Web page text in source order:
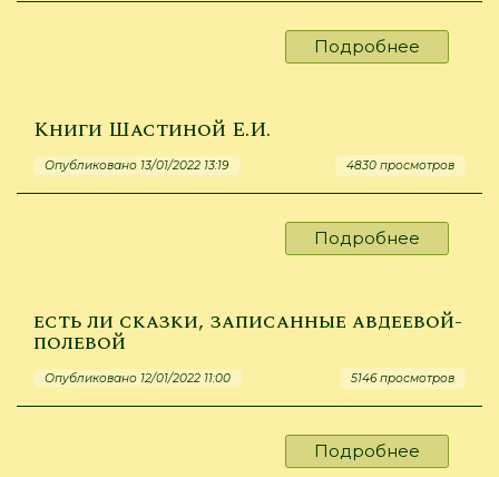
Подробнее
Поиск
Книги Шастиной Е.И.
Опубликовано 13/01/2022 13:19 4830 просмотров
Подробнее
Книги
Е.И.
есть ли сказки, записанные авдеевой-
полевой
Опубликовано 12/01/2022 11:00 5146 просмотров
Подробнее